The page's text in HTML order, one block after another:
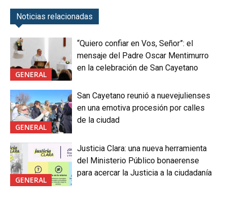
Noticias relacionadas
GENERAL
“Quiero confiar en Vos, Señor”: el
mensaje del Padre Oscar Mentimurro
en la celebración de San Cayetano
GENERAL
San Cayetano reunió a nuevejulienses
en una emotiva procesión por calles
de la ciudad
GENERAL
Justicia Clara: una nueva herramienta
del Ministerio Público bonaerense
para acercar la Justicia a la ciudadanía